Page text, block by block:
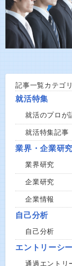
記事一覧カテゴリ
就活特集
就活のプロが
就活特集記事
業界・企業研究
業界研究
企業研究
企業情報
自己分析
自己分析
エントリーシ
通過エントリ